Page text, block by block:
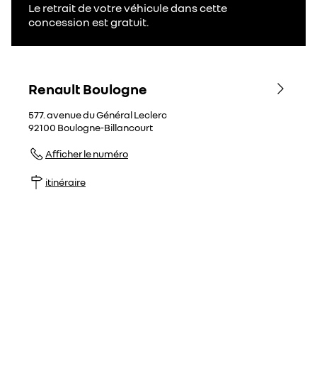
Le retrait de votre véhicule dans cette
concession est gratuit.
Renault Boulogne
577. avenue du Général Leclerc
92100 Boulogne-Billancourt
Afficher le numéro
itinéraire